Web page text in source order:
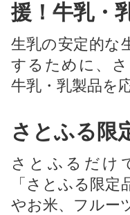
援！牛乳・
生乳の安定的な
するために、
牛乳・乳製品を
さとふる限
さとふるだけ
「さとふる限
やお米、フルー